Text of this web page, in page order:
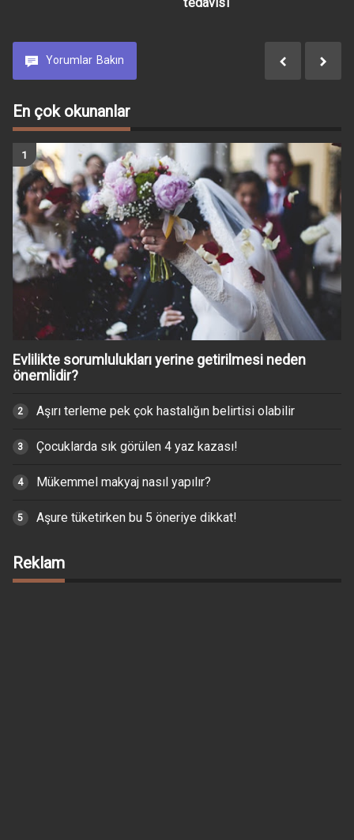
Yorumlar Bakın
En çok okunanlar
Evlilikte sorumlulukları yerine getirilmesi neden
önemlidir?
Aşırı terleme pek çok hastalığın belirtisi olabilir
Çocuklarda sık görülen 4 yaz kazası!
Mükemmel makyaj nasıl yapılır?
Aşure tüketirken bu 5 öneriye dikkat!
Reklam